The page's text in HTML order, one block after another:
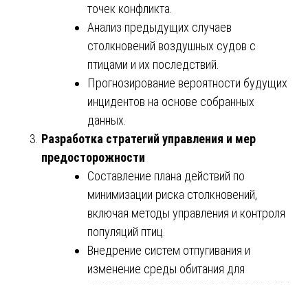
точек конфликта.
Анализ предыдущих случаев
столкновений воздушных судов с
птицами и их последствий.
Прогнозирование вероятности будущих
инцидентов на основе собранных
данных.
Разработка стратегий управления и мер
предосторожности
Составление плана действий по
минимизации риска столкновений,
включая методы управления и контроля
популяций птиц.
Внедрение систем отпугивания и
изменение среды обитания для